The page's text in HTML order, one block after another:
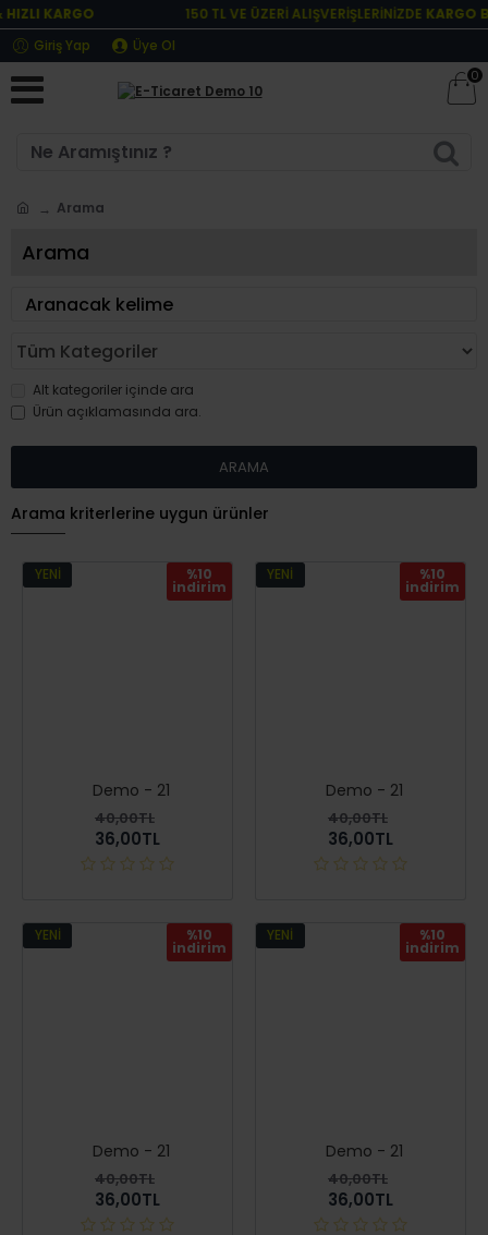
KARGO 150 TL VE ÜZERİ ALIŞVERİŞLERİNİZDEKARGO
Giriş Yap
Üye Ol
0
Arama
Arama
Alt kategoriler içinde ara
Ürün açıklamasında ara.
ARAMA
Arama kriterlerine uygun ürünler
YENI %10
i̇ndirim
Demo - 21
36,00TL
40,00TL
YENI %10
i̇ndirim
Demo - 21
36,00TL
40,00TL
YENI %10
i̇ndirim
Demo - 21
36,00TL
40,00TL
YENI %10
i̇ndirim
Demo - 21
36,00TL
40,00TL